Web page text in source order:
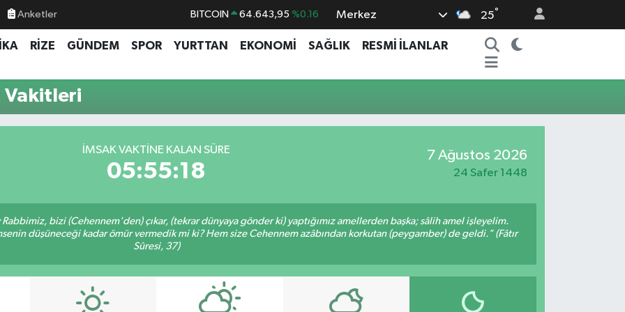
Anketler BITCOIN 64.643,95 %0.16
DOLAR 47,6704 %0
GRAM ALTIN 6500.87 %0.12
Merkez 25°
RİZE GÜNDEM SPOR YURTTAN EKONOMİ SAĞLIK
RESMİ İLANLAR
Vakitleri
İMSAK VAKTINE KALAN SÜRE
05:55:17
7 Ağustos 2026
24 Safer 1448
bizi (Cehennem'den) çıkar, (tekrar dünyaya gönder ki) yaptığımız amellerden başka; sâlih amel işleyelim.
düşüneceği kadar ömür vermedik mi ki? Hem size Cehennem azâbından korkutan (peygamber) de geldi." (Fâtır
Sûresi, 37)